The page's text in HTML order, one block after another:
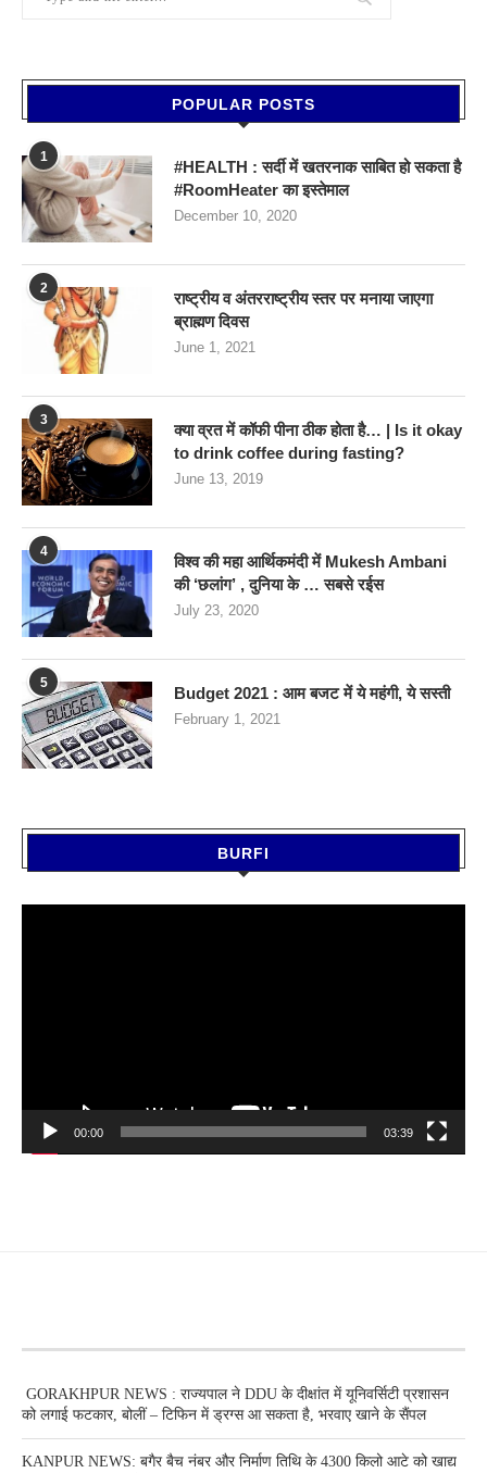
POPULAR POSTS
1
#HEALTH : सर्दी में खतरनाक साबित हो सकता है
#RoomHeater का इस्तेमाल
December 10, 2020
2
राष्ट्रीय व अंतरराष्ट्रीय स्तर पर मनाया जाएगा
ब्राह्मण दिवस
June 1, 2021
3
क्या व्रत में कॉफी पीना ठीक होता है… | Is it okay
to drink coffee during fasting?
June 13, 2019
4
विश्व की महा आर्थिकमंदी में Mukesh Ambani
की ‘छलांग’ , दुनिया के … सबसे रईस
July 23, 2020
5
Budget 2021 : आम बजट में ये महंगी, ये सस्‍ती
February 1, 2021
BURFI
00:00 03:39
GORAKHPUR NEWS : राज्यपाल ने DDU के दीक्षांत में यूनिवर्सिटी प्रशासन
को लगाई फटकार, बोलीं – टिफिन में ड्रग्स आ सकता है, भरवाए खाने के सैंपल
KANPUR NEWS: बगैर बैच नंबर और निर्माण तिथि के 4300 किलो आटे को खाद्य